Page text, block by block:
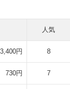
人気
3,400円 8
730円 7